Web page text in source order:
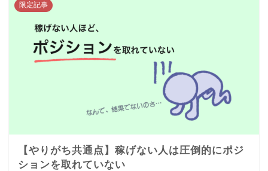
限定記事
【やりがち共通点】稼げない人は圧倒的にポジ
ションを取れていない